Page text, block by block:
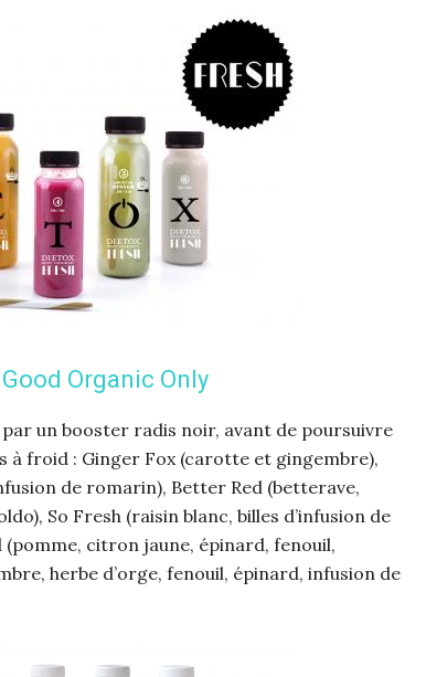
Organic Only
un booster radis noir, avant de poursuivre
à froid : Ginger Fox (carotte et gingembre),
de romarin), Better Red (betterave,
So Fresh (raisin blanc, billes d’infusion de
citron jaune, épinard, fenouil,
herbe d’orge, fenouil, épinard, infusion de